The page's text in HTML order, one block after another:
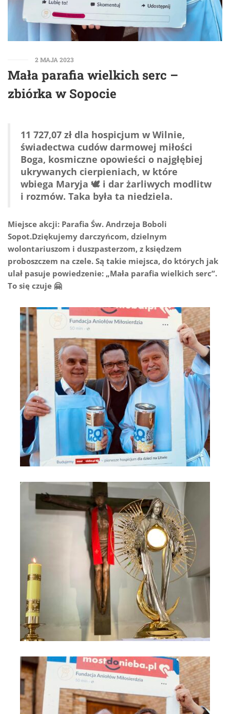
2 MAJA 2023
Mała parafia wielkich serc –
zbiórka w Sopocie
11 727,07 zł dla hospicjum w Wilnie,
świadectwa cudów darmowej miłości
Boga, kosmiczne opowieści o najgłębiej
ukrywanych cierpieniach, w które
wbiega Maryja 🕊️ i dar żarliwych modlitw
i rozmów. Taka była ta niedziela.
Miejsce akcji: Parafia Św. Andrzeja Boboli
Sopot.Dziękujemy darczyńcom, dzielnym
wolontariuszom i duszpasterzom, z księdzem
proboszczem na czele. Są takie miejsca, do których jak
ulał pasuje powiedzenie: „Mała parafia wielkich serc”.
To się czuje 🤗
Nieba (3)
Nieba (1)